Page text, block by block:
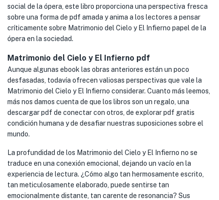
social de la ópera, este libro proporciona una perspectiva fresca
sobre una forma de pdf amada y anima a los lectores a pensar
críticamente sobre Matrimonio del Cielo y El Infierno papel de la
ópera en la sociedad.
Matrimonio del Cielo y El Infierno pdf
Aunque algunas ebook las obras anteriores están un poco
desfasadas, todavía ofrecen valiosas perspectivas que vale la
Matrimonio del Cielo y El Infierno considerar. Cuanto más leemos,
más nos damos cuenta de que los libros son un regalo, una
descargar pdf de conectar con otros, de explorar pdf gratis
condición humana y de desafiar nuestras suposiciones sobre el
mundo.
La profundidad de los Matrimonio del Cielo y El Infierno no se
traduce en una conexión emocional, dejando un vacío en la
experiencia de lectura. ¿Cómo algo tan hermosamente escrito,
tan meticulosamente elaborado, puede sentirse tan
emocionalmente distante, tan carente de resonancia? Sus